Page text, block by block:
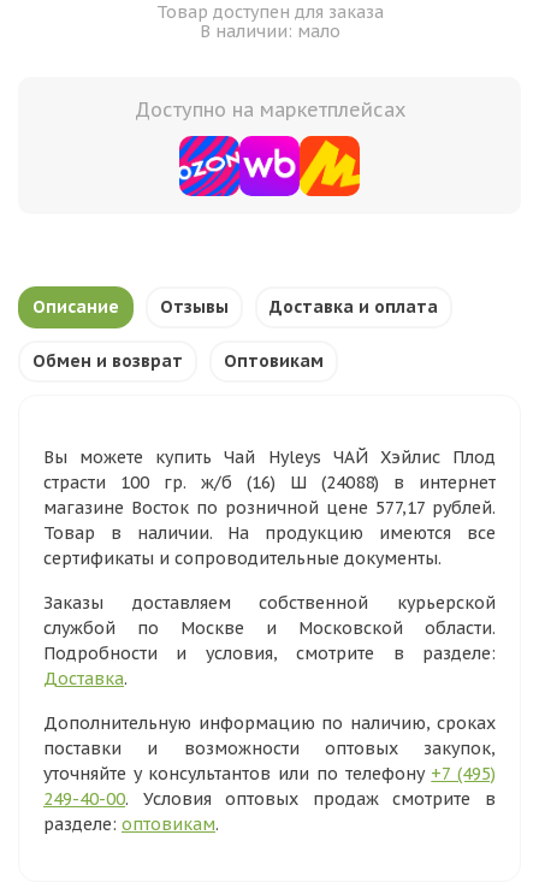
Товар доступен для заказа
В наличии: мало
Доступно на маркетплейсах
Описание Отзывы Доставка и оплата
Обмен и возврат Оптовикам
Вы можете купить Чай Hyleys ЧАЙ Хэйлис Плод
страсти 100 гр. ж/б (16) Ш (24088) в интернет
магазине Восток по розничной цене 577,17 рублей.
Товар в наличии. На продукцию имеются все
сертификаты и сопроводительные документы.
Заказы доставляем собственной курьерской
службой по Москве и Московской области.
Подробности и условия, смотрите в разделе:
Доставка.
Дополнительную информацию по наличию, сроках
поставки и возможности оптовых закупок,
уточняйте у консультантов или по телефону +7 (495)
249-40-00. Условия оптовых продаж смотрите в
разделе: оптовикам.